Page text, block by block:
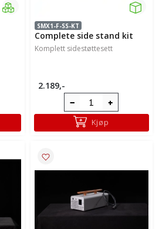
SMX1-F-SS-KT
Complete side stand kit
Komplett sidestøttesett
2.189,-
Kjøp